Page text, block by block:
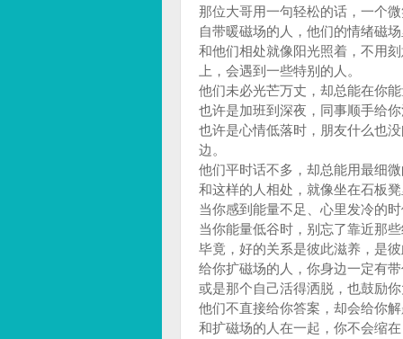
那位大哥用一句轻松的话，一个
自带暖磁场的人，他们的情绪磁
和他们相处就像阳光照着，不用
上，会遇到一些特别的人。
他们未必光芒万丈，却总能在你
也许是加班到深夜，同事顺手给
也许是心情低落时，朋友什么也
边。
他们平时话不多，却总能用最细
和这样的人相处，就像坐在石板
当你感到能量不足、心里发冷的
当你能量低谷时，别忘了靠近那
毕竟，好的关系是彼此滋养，是
给你扩磁场的人，你身边一定有
或是那个自己活得洒脱，也鼓励
他们不直接给你答案，却会给你
和扩磁场的人在一起，你不会缩